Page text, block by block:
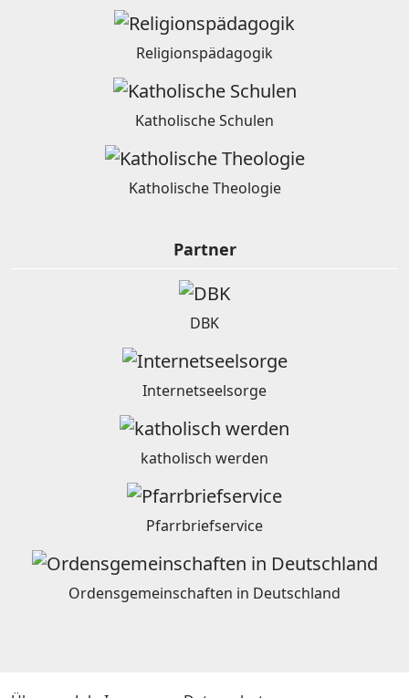
Religionspädagogik
Katholische Schulen
Katholische Theologie
Partner
DBK
Internetseelsorge
katholisch werden
Pfarrbriefservice
Ordensgemeinschaften in Deutschland